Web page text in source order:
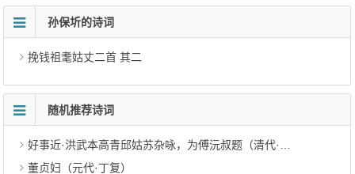
孙保圻的诗词
挽钱祖耄姑丈二首 其二
随机推荐诗词
好事近·洪武本高青邱姑苏杂咏，为傅沅叔题（清代·吴昌绶）
董贞妇（元代·丁复）